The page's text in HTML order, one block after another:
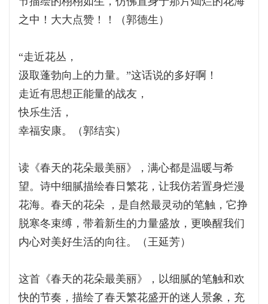
之中！大大点赞！！（郭德生）
“走近花丛，
汲取蓬勃向上的力量。”这话说的多好啊！
走近有思想正能量的战友，
快乐生活，
幸福安康。（郭结实）
读《春天的花朵最美丽》，满心都是温暖与希
望。诗中细腻描绘春日繁花，让我仿若置身烂漫
花海。春天的花朵 ，是自然最灵动的笔触，它挣
脱寒冬束缚，带着新生的力量盛放，更唤醒我们
内心对美好生活的向往。（王延芳）
这首《春天的花朵最美丽》，以细腻的笔触和欢
快的节奏，描绘了春天繁花盛开的迷人景象，充